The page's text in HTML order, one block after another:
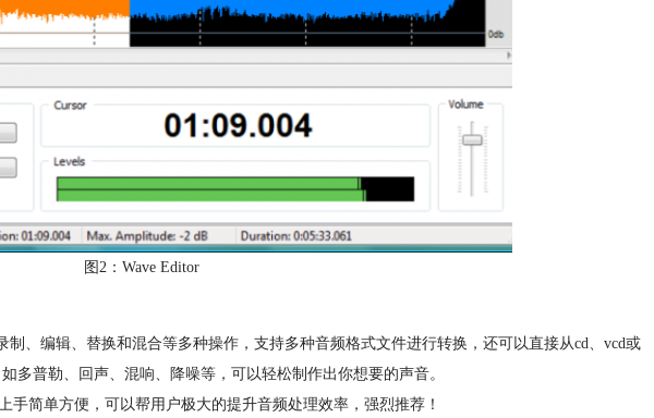
图2：Wave Editor
、编辑、替换和混合等多种操作，支持多种音频格式文件进行转换，还可以直接从cd、vcd或
多普勒、回声、混响、降噪等，可以轻松制作出你想要的声音。
手简单方便，可以帮用户极大的提升音频处理效率，强烈推荐！